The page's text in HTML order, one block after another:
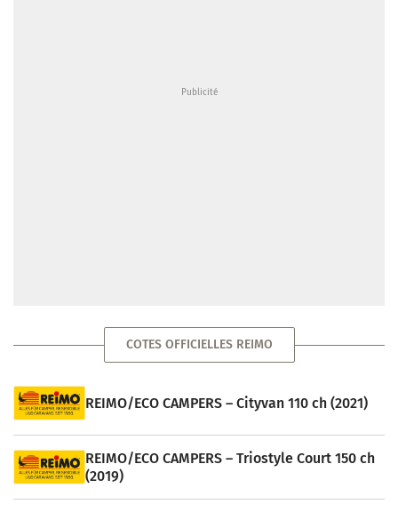
COTES OFFICIELLES REIMO
REIMO/ECO CAMPERS – Cityvan 110 ch (2021)
REIMO/ECO CAMPERS – Triostyle Court 150 ch
(2019)